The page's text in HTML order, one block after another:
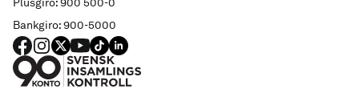
Bankgiro: 900-5000
FACEBOOK
Instagram
X YouTube
TIKTOKLINKED IN